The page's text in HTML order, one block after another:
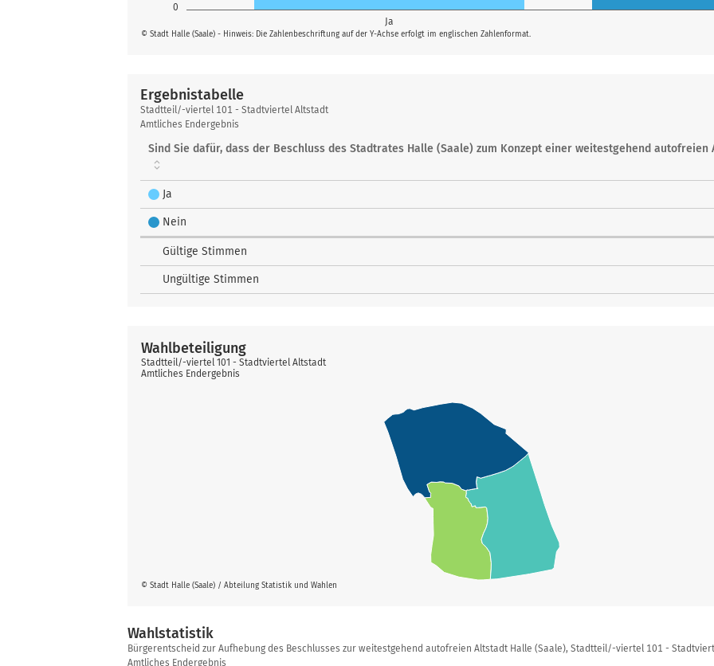
0
Ja
© Stadt Halle (Saale) - Hinweis: Die Zahlenbeschriftung auf der Y-Achse erfolgt im englischen Zahlenformat.
Ergebnistabelle
Ergebnistabelle
Stadtteil/-viertel 101 - Stadtviertel Altstadt
Amtliches Endergebnis
Sind Sie dafür, dass der Beschluss des Stadtrates Halle (Saale) zum Konzept einer weitestgehend
Ja
Nein
Gültige Stimmen
Ungültige Stimmen
© Stadt Halle (Saale) / Abteilung Statistik und Wahlen
Wahlbeteiligung
Stadtteil/-viertel 101 - Stadtviertel Altstadt
Amtliches Endergebnis
Wahlstatistik
Wahlstatistik
Bürgerentscheid zur Aufhebung des Beschlusses zur weitestgehend autofreien Altstadt Halle (Saale), Stadtteil/-viertel 101 -
Amtliches Endergebnis